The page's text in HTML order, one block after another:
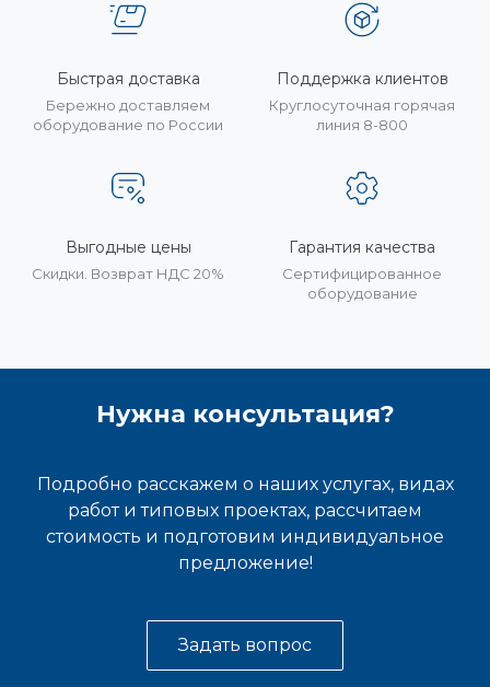
Быстрая доставка
Бережно доставляем
оборудование по России
Поддержка клиентов
Круглосуточная горячая
линия 8-800
Выгодные цены
Скидки. Возврат НДС 20%
Гарантия качества
Сертифицированное
оборудование
Нужна консультация?
Подробно расскажем о наших услугах, видах
работ и типовых проектах, рассчитаем
стоимость и подготовим индивидуальное
предложение!
Задать вопрос